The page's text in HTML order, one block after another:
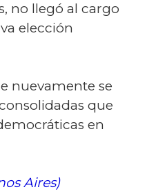
no llegó al cargo
elección
nuevamente se
que
en
Aires)